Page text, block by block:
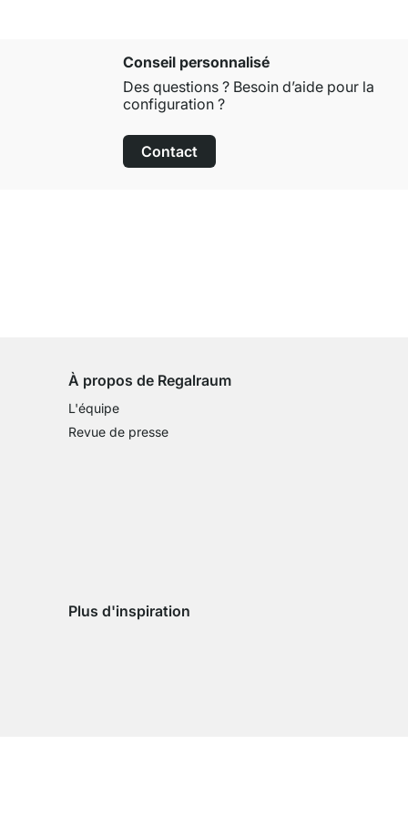
Conseil personnalisé
Des questions ? Besoin d’aide pour la
configuration ?
Contact
À propos de Regalraum
L'équipe
Revue de presse
Plus d'inspiration